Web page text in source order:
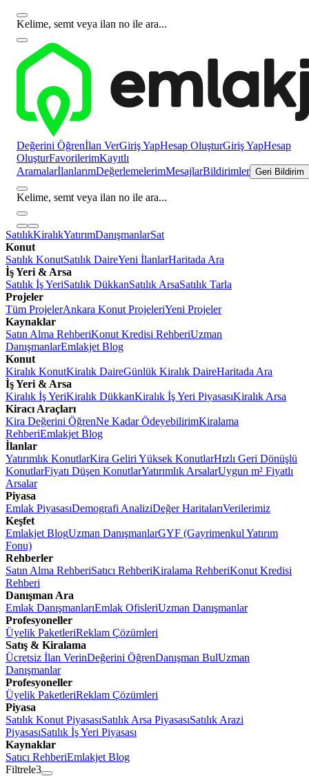
Kelime, semt veya ilan no ile ara...
Değerini Öğrenİlan VerGiriş YapHesap OluşturGiriş YapHesap
OluşturFavorilerimKayıtlı
AramalarİlanlarımDeğerlemelerimMesajlarBildirimler Geri Bildirim
Kelime, semt veya ilan no ile ara...
SatılıkKiralıkYatırımDanışmanlarSat
Konut
Satılık KonutSatılık DaireYeni İlanlarHaritada Ara
İş Yeri & Arsa
Satılık İş YeriSatılık DükkanSatılık ArsaSatılık Tarla
Projeler
Tüm ProjelerAnkara Konut ProjeleriYeni Projeler
Kaynaklar
Satın Alma RehberiKonut Kredisi RehberiUzman
DanışmanlarEmlakjet Blog
Konut
Kiralık KonutKiralık DaireGünlük Kiralık DaireHaritada Ara
İş Yeri & Arsa
Kiralık İş YeriKiralık DükkanKiralık İş Yeri PiyasasıKiralık Arsa
Kiracı Araçları
Kira Değerini ÖğrenNe Kadar ÖdeyebilirimKiralama
RehberiEmlakjet Blog
İlanlar
Yatırımlık KonutlarKira Geliri Yüksek KonutlarHızlı Geri Dönüşlü
KonutlarFiyatı Düşen KonutlarYatırımlık ArsalarUygun m² Fiyatlı
Arsalar
Piyasa
Emlak PiyasasıDemografi AnaliziDeğer HaritalarıVerilerimiz
Keşfet
Emlakjet BlogUzman DanışmanlarGYF (Gayrimenkul Yatırım
Fonu)
Rehberler
Satın Alma RehberiSatıcı RehberiKiralama RehberiKonut Kredisi
Rehberi
Danışman Ara
Emlak DanışmanlarıEmlak OfisleriUzman Danışmanlar
Profesyoneller
Üyelik PaketleriReklam Çözümleri
Satış & Kiralama
Ücretsiz İlan VerinDeğerini ÖğrenDanışman BulUzman
Danışmanlar
Profesyoneller
Üyelik PaketleriReklam Çözümleri
Piyasa
Satılık Konut PiyasasıSatılık Arsa PiyasasıSatılık Arazi
PiyasasıSatılık İş Yeri Piyasası
Kaynaklar
Satıcı RehberiEmlakjet Blog
Filtrele3